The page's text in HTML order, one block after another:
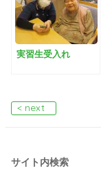
実習生受入れ
< next
サイト内検索